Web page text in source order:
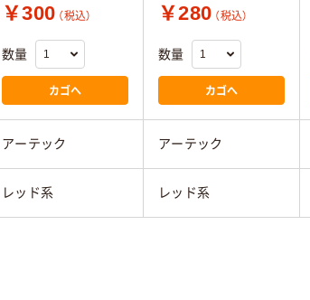
￥300 （税込）
数量
カゴへ
￥280 （税込）
数量
カゴへ
アーテック アーテック
レッド系 レッド系